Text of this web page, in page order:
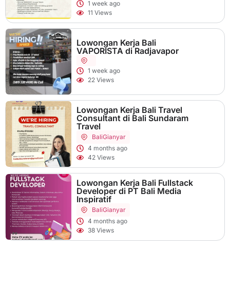
1 week ago
11 Views
Lowongan Kerja Bali
VAPORISTA di Radjavapor
1 week ago
22 Views
Lowongan Kerja Bali Travel
Consultant di Bali Sundaram
Travel
BaliGianyar
4 months ago
42 Views
Lowongan Kerja Bali Fullstack
Developer di PT Bali Media
Inspiratif
BaliGianyar
4 months ago
38 Views